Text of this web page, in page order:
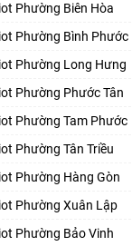
Phường Biên Hòa
Phường Bình Phước
Phường Long Hưng
Phường Phước Tân
Phường Tam Phước
Phường Tân Triều
Phường Hàng Gòn
Phường Xuân Lập
Phường Bảo Vinh